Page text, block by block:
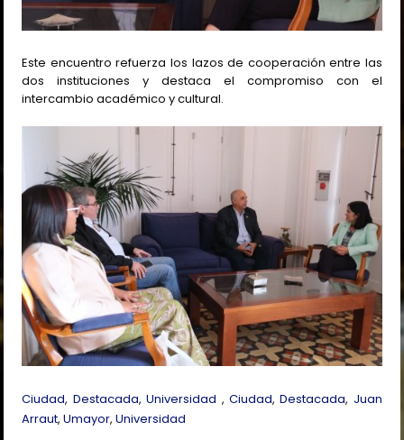
Este encuentro refuerza los lazos de cooperación entre las
dos instituciones y destaca el compromiso con el
intercambio académico y cultural.
Ciudad, Destacada,Universidad , Ciudad,Destacada, Juan
Arraut,Umayor,Universidad